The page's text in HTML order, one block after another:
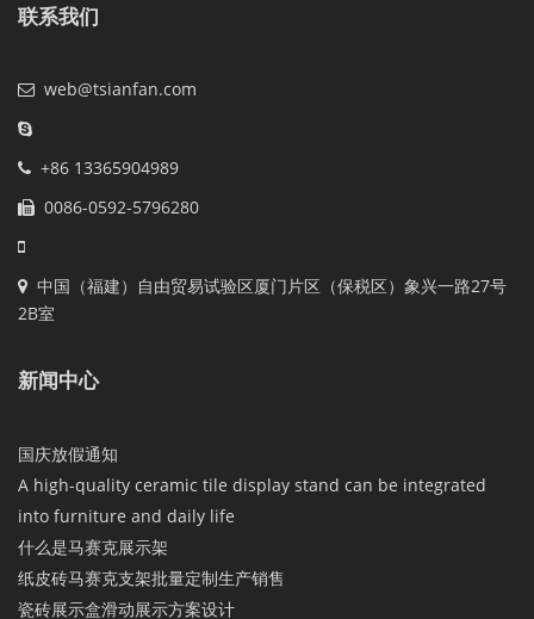
联系我们
web@tsianfan.com
+86 13365904989
0086-0592-5796280
中国（福建）自由贸易试验区厦门片区（保税区）象兴一路27号
2B室
新闻中心
国庆放假通知
A high-quality ceramic tile display stand can be integrated
into furniture and daily life
什么是马赛克展示架
纸皮砖马赛克支架批量定制生产销售
瓷砖展示盒滑动展示方案设计